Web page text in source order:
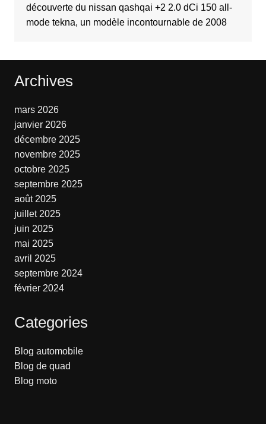
découverte du nissan qashqai +2 2.0 dCi 150 all-
mode tekna, un modèle incontournable de 2008
Archives
mars 2026
janvier 2026
décembre 2025
novembre 2025
octobre 2025
septembre 2025
août 2025
juillet 2025
juin 2025
mai 2025
avril 2025
septembre 2024
février 2024
Categories
Blog automobile
Blog de quad
Blog moto